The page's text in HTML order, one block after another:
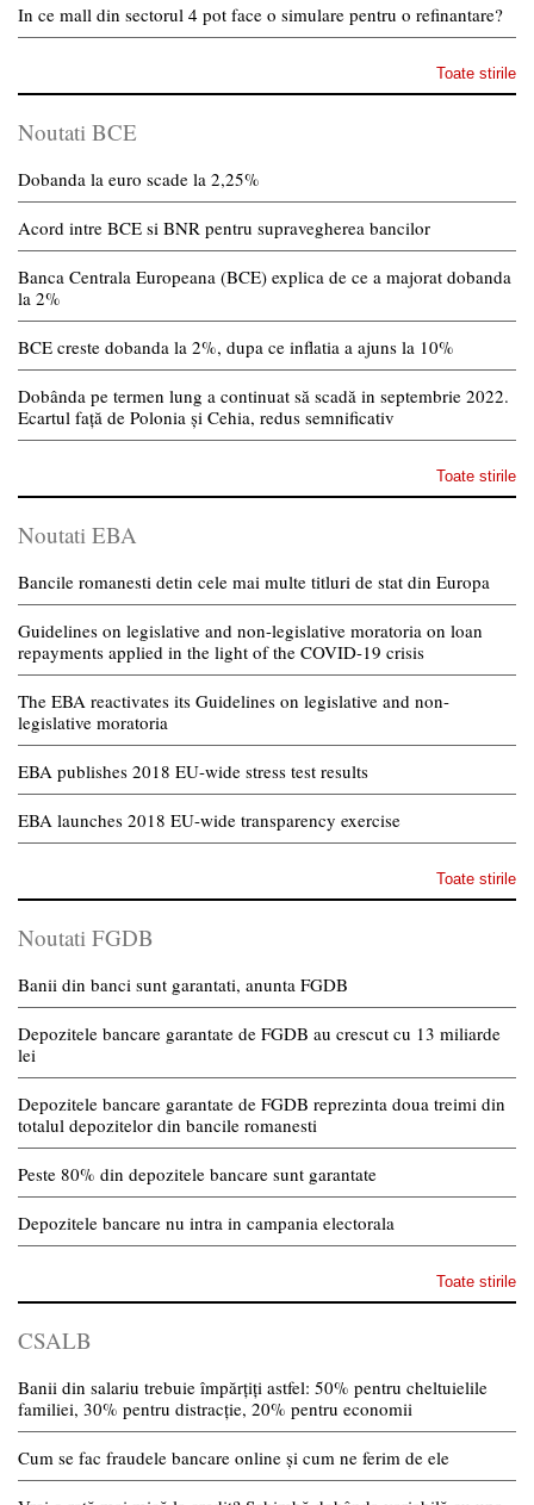
In ce mall din sectorul 4 pot face o simulare pentru o refinantare?
Toate stirile
Noutati BCE
Dobanda la euro scade la 2,25%
Acord intre BCE si BNR pentru supravegherea bancilor
Banca Centrala Europeana (BCE) explica de ce a majorat dobanda
la 2%
BCE creste dobanda la 2%, dupa ce inflatia a ajuns la 10%
Dobânda pe termen lung a continuat să scadă in septembrie 2022.
Ecartul față de Polonia și Cehia, redus semnificativ
Toate stirile
Noutati EBA
Bancile romanesti detin cele mai multe titluri de stat din Europa
Guidelines on legislative and non-legislative moratoria on loan
repayments applied in the light of the COVID-19 crisis
The EBA reactivates its Guidelines on legislative and non-
legislative moratoria
EBA publishes 2018 EU-wide stress test results
EBA launches 2018 EU-wide transparency exercise
Toate stirile
Noutati FGDB
Banii din banci sunt garantati, anunta FGDB
Depozitele bancare garantate de FGDB au crescut cu 13 miliarde
lei
Depozitele bancare garantate de FGDB reprezinta doua treimi din
totalul depozitelor din bancile romanesti
Peste 80% din depozitele bancare sunt garantate
Depozitele bancare nu intra in campania electorala
Toate stirile
CSALB
Banii din salariu trebuie împărțiți astfel: 50% pentru cheltuielile
familiei, 30% pentru distracție, 20% pentru economii
Cum se fac fraudele bancare online și cum ne ferim de ele